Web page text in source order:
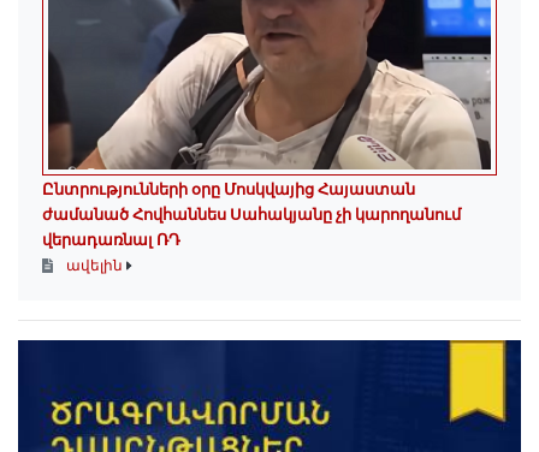
Ընտրությունների օրը Մոսկվայից Հայաստան
ժամանած Հովհաննես Սահակյանը չի կարողանում
վերադառնալ ՌԴ
ավելին